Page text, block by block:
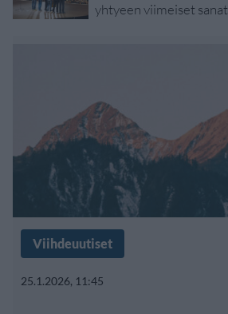
yhtyeen viimeiset sanat
Viihdeuutiset
25.1.2026, 11:45